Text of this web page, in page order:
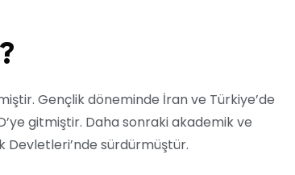
Gençlik döneminde İran ve Türkiye’de
gitmiştir. Daha sonraki akademik ve
Devletleri’nde sürdürmüştür.